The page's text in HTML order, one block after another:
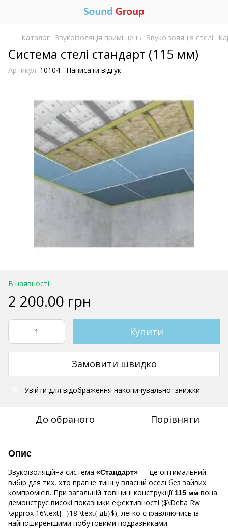
Каталог Звукоізоляція приміщень Звукоізоляція стелі
Система стелі стандарт (115 мм)
Артикул: 10104 Написати відгук
В наявності
2 200.00 грн
Купити
Замовити швидко
Увійти для відображення накопичувальної знижки
До обраного Порівняти
Опис
Звукоізоляційна система «Стандарт» — це оптимальний
вибір для тих, хто прагне тиші у власній оселі без зайвих
компромісів. При загальній товщині конструкції 115 мм вона
демонструє високі показники ефективності ($\Delta Rw
\approx 16\text{--}18 \text{ дБ}$), легко справляючись із
найпоширенішими побутовими подразниками.